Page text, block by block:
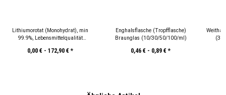
Lithiumorotat (Monohydrat), min
99.9%, Lebensmittelqualität
0,00 € - 172,90 €*
Enghalsflasche (Tropfflasche)
Braunglas (10/30/50/100/ml)
0,46 € - 0,89 €*